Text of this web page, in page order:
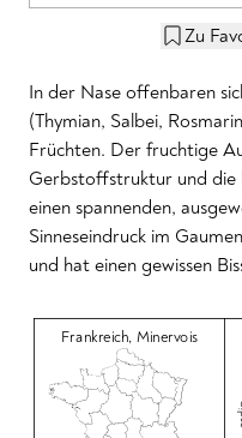
Zu
In der Nase offenbaren
(Thymian, Salbei,
Früchten. Der fruchtige
Gerbstoffstruktur und
einen spannenden,
Sinneseindruck im
und hat einen gewissen
Frankreich, Minervois